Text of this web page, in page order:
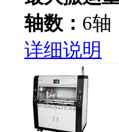
轴数： 6轴
详细说明